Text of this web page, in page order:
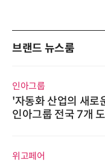
브랜드 뉴스룸
인아그룹
'자동화 산업의 새
인아그룹 전국 7개
위고페어